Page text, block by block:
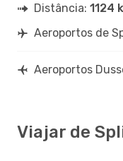
Distância: 1124
Aeroportos de
Aeroportos
Viajar de